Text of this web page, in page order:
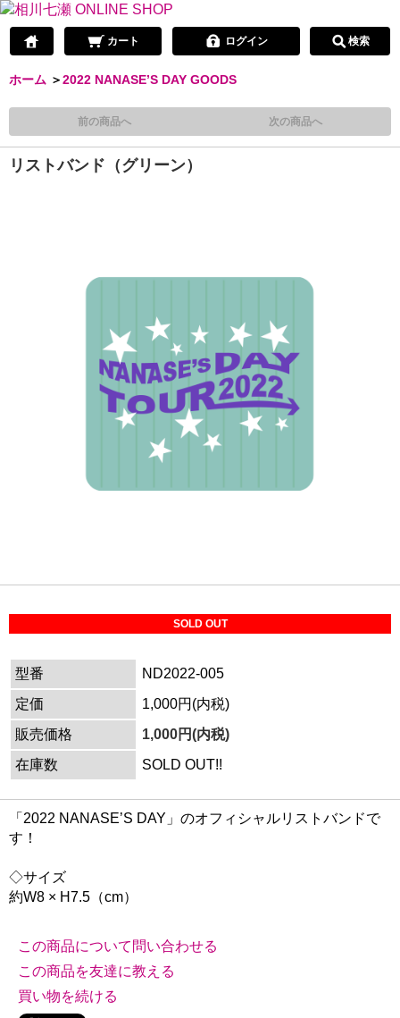
カート ログイン 検索
ホーム ＞2022 NANASE’S DAY GOODS
前の商品へ 次の商品へ
リストバンド（グリーン）
SOLD OUT
型番
ND2022-005
定価
1,000円(内税)
販売価格
1,000円(内税)
在庫数
SOLD OUT!!
「2022 NANASE’S DAY」のオフィシャルリストバンドで
す！
◇サイズ
約W8 × H7.5（cm）
この商品について問い合わせる
この商品を友達に教える
買い物を続ける